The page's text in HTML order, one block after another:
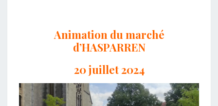
Animation du marché
d’HASPARREN
20 juillet 2024